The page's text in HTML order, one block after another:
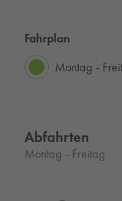
Fahrplan
Montag -
Abfahrten
Montag - Freitag